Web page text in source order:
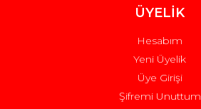
ÜYELİK
Hesabım
Yeni Üyelik
Üye Girişi
Şifremi Unuttum